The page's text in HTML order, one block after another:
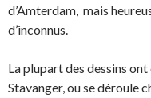
d’Amterdam, mais
d’inconnus.
La plupart des dessins
Stavanger, ou se déroule